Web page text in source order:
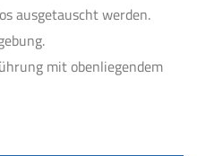
ausgetauscht werden.
mit obenliegendem